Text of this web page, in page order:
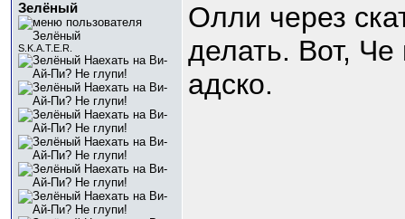
Зелёный
S.K.A.T.E.R.
Олли через
делать. Вот,
адско.